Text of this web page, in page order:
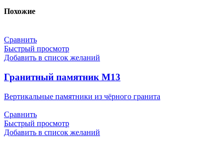
Похожие
Сравнить
Быстрый просмотр
Добавить в список желаний
Гранитный памятник М13
Вертикальные памятники из чёрного гранита
Сравнить
Быстрый просмотр
Добавить в список желаний